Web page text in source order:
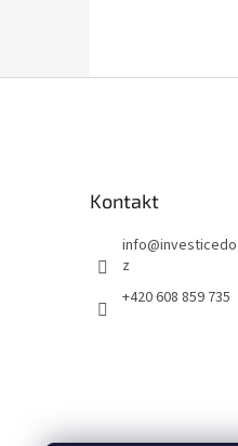
Kontakt
info@
z
+420 608 859 735